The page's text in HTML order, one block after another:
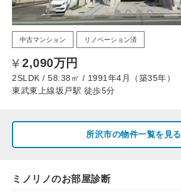
中古マンション リノベーション済
2,090万円
2SLDK / 58.38㎡ / 1991年4月（築35年）
東武東上線坂戸駅 徒歩5分
所沢市の物件一覧を見る
ミノリノのお部屋診断